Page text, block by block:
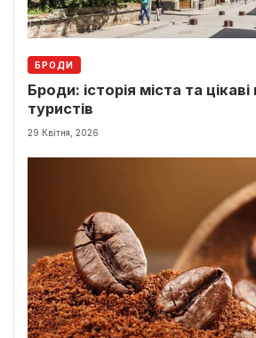
БРОДИ
Броди: історія міста та
туристів
29 Квітня, 2026